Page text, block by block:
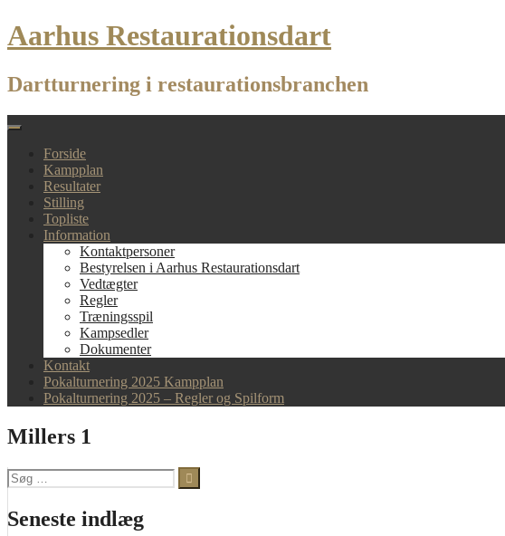
Skip
to
Aarhus Restaurationsdart
Dartturnering i restaurationsbranchen
Forside
Kampplan
Resultater
Stilling
Topliste
Information
Kontaktpersoner
Bestyrelsen i Aarhus Restaurationsdart
Vedtægter
Regler
Træningsspil
Kampsedler
Dokumenter
Kontakt
Pokalturnering 2025 Kampplan
Pokalturnering 2025 – Regler og Spilform
Millers 1
Søg
efter:
Seneste indlæg